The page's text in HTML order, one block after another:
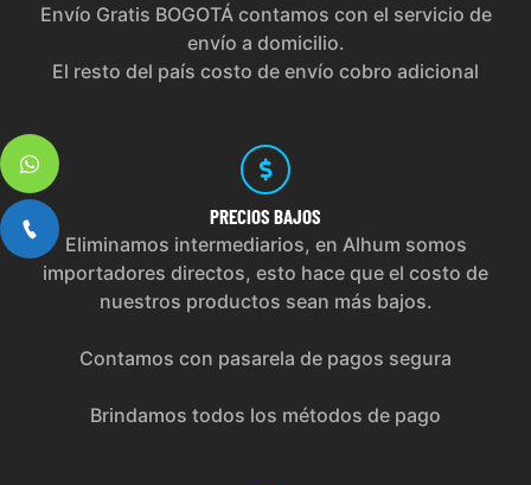
Envío Gratis BOGOTÁ contamos con el servicio de
envío a domicilio.
El resto del país costo de envío cobro adicional
PRECIOS BAJOS
Eliminamos intermediarios, en Alhum somos
importadores directos, esto hace que el costo de
nuestros productos sean más bajos.
Contamos con pasarela de pagos segura
Brindamos todos los métodos de pago